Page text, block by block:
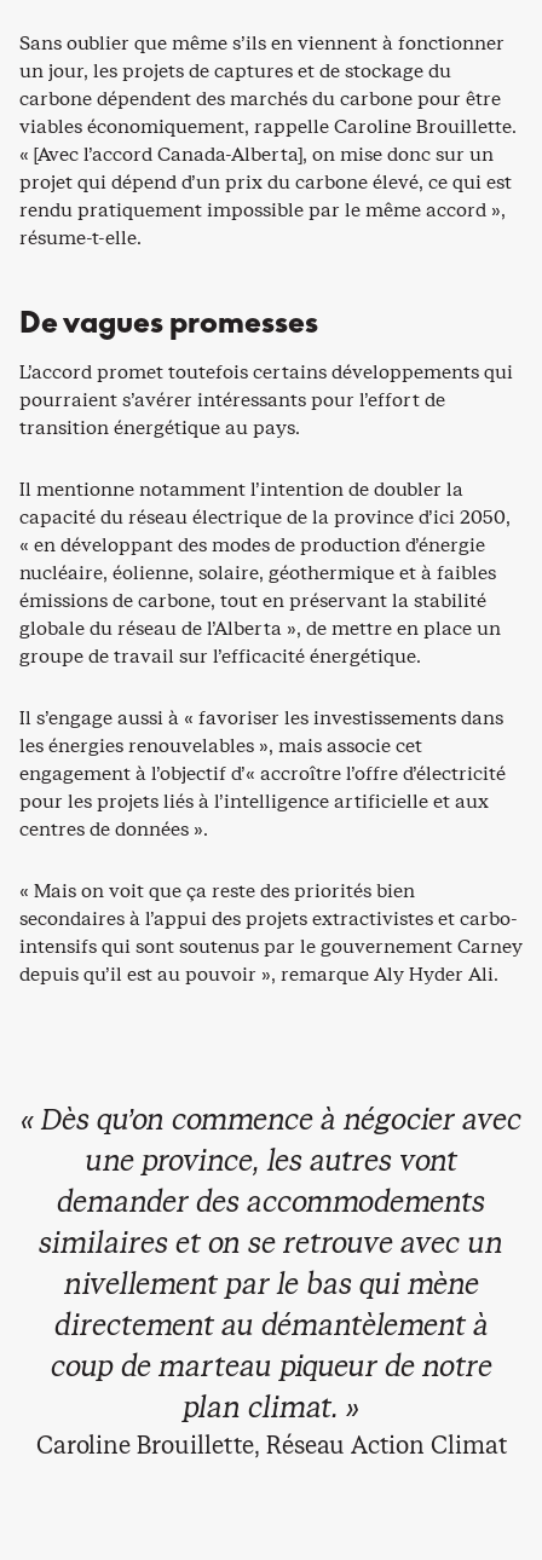
Sans oublier que même s’ils en viennent à fonctionner
un jour, les projets de captures et de stockage du
carbone dépendent des marchés du carbone pour être
viables économiquement, rappelle Caroline Brouillette.
« [Avec l’accord Canada-Alberta], on mise donc sur un
projet qui dépend d’un prix du carbone élevé, ce qui est
rendu pratiquement impossible par le même accord »,
résume-t-elle.
De vagues promesses
L’accord promet toutefois certains développements qui
pourraient s’avérer intéressants pour l’effort de
transition énergétique au pays.
Il mentionne notamment l’intention de doubler la
capacité du réseau électrique de la province d’ici 2050,
« en développant des modes de production d’énergie
nucléaire, éolienne, solaire, géothermique et à faibles
émissions de carbone, tout en préservant la stabilité
globale du réseau de l’Alberta », de mettre en place un
groupe de travail sur l’efficacité énergétique.
Il s’engage aussi à « favoriser les investissements dans
les énergies renouvelables », mais associe cet
engagement à l’objectif d’« accroître l’offre d’électricité
pour les projets liés à l’intelligence artificielle et aux
centres de données ».
« Mais on voit que ça reste des priorités bien
secondaires à l’appui des projets extractivistes et carbo-
intensifs qui sont soutenus par le gouvernement Carney
depuis qu’il est au pouvoir », remarque Aly Hyder Ali.
« Dès qu’on commence à négocier avec
une province, les autres vont
demander des accommodements
similaires et on se retrouve avec un
nivellement par le bas qui mène
directement au démantèlement à
coup de marteau piqueur de notre
plan climat. »
Caroline Brouillette, Réseau Action Climat